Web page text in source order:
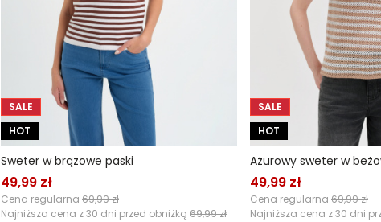
SALE
HOT
Sweter w brązowe paski
49,99 zł
Cena regularna 69,99 zł
Najniższa cena z 30 dni przed obniżką 69,99 zł
SALE
HOT
Ażurowy sweter w
49,99 zł
Cena regularna 69,99 zł
Najniższa cena z 30 dni